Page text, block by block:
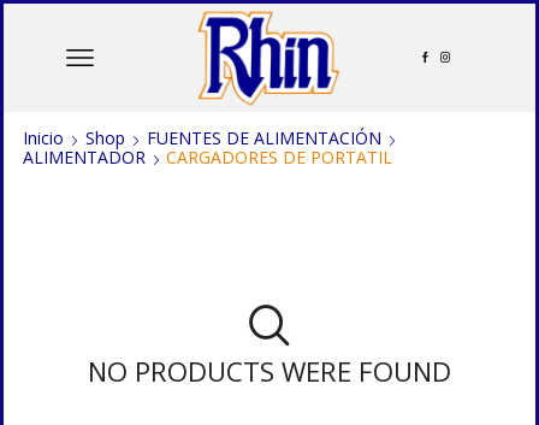
Inicio Shop
FUENTES DE ALIMENTACIÓN
ALIMENTADOR
CARGADORES DE PORTATIL
NO PRODUCTS WERE FOUND